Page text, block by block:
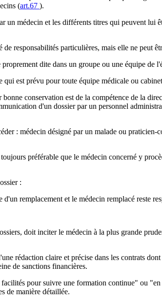
(art.67 ).
un médecin et les différents titres qui peuvent lui
responsabilités particulières, mais elle ne peut
dite dans un groupe ou une équipe de
est prévu pour toute équipe médicale ou
conservation est de la compétence de la
d'un dossier par un personnel
: médecin désigné par un malade ou praticien-
préférable que le médecin concerné y
:
remplacement et le médecin remplacé reste
doit inciter le médecin à la plus grande
rédaction claire et précise dans les contrats
de sanctions financières.
pour suivre une formation continue" ou
de manière détaillée.